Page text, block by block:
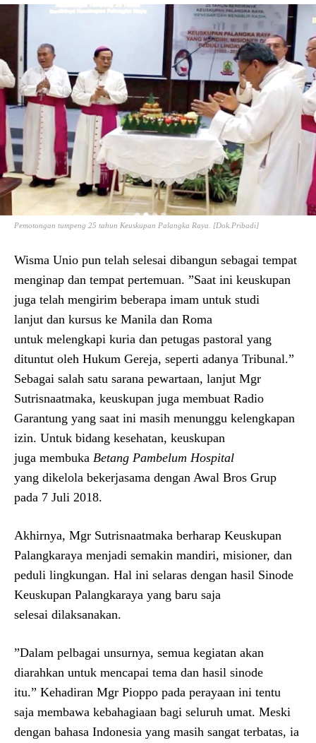
Pemotongan tumpeng 25 tahun Keuskupan Palangka Raya. [Dok.Pribadi]
Wisma Unio pun telah selesai dibangun sebagai tempat
menginap dan tempat pertemuan. ”Saat ini keuskupan
juga telah mengirim beberapa imam untuk studi
lanjut dan kursus ke Manila dan Roma
untuk melengkapi kuria dan petugas pastoral yang
dituntut oleh Hukum Gereja, seperti adanya Tribunal.”
Sebagai salah satu sarana pewartaan, lanjut Mgr
Sutrisnaatmaka, keuskupan juga membuat Radio
Garantung yang saat ini masih menunggu kelengkapan
izin. Untuk bidang kesehatan, keuskupan
juga membuka Betang Pambelum Hospital
yang dikelola bekerjasama dengan Awal Bros Grup
pada 7 Juli 2018.
Akhirnya, Mgr Sutrisnaatmaka berharap Keuskupan
Palangkaraya menjadi semakin mandiri, misioner, dan
peduli lingkungan. Hal ini selaras dengan hasil Sinode
Keuskupan Palangkaraya yang baru saja
selesai dilaksanakan.
”Dalam pelbagai unsurnya, semua kegiatan akan
diarahkan untuk mencapai tema dan hasil sinode
itu.” Kehadiran Mgr Pioppo pada perayaan ini tentu
saja membawa kebahagiaan bagi seluruh umat. Meski
dengan bahasa Indonesia yang masih sangat terbatas, ia